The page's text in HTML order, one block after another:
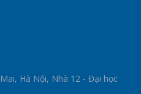
Hà Nội, Nhà 12 - Đại học